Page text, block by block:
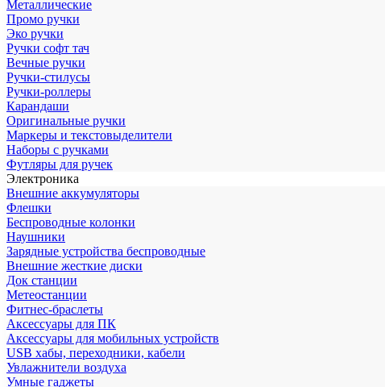
Металлические
Промо ручки
Эко ручки
Ручки софт тач
Вечные ручки
Ручки-стилусы
Ручки-роллеры
Карандаши
Оригинальные ручки
Маркеры и текстовыделители
Наборы с ручками
Футляры для ручек
Электроника
Внешние аккумуляторы
Флешки
Беспроводные колонки
Наушники
Зарядные устройства беспроводные
Внешние жесткие диски
Док станции
Метеостанции
Фитнес-браслеты
Аксессуары для ПК
Аксессуары для мобильных устройств
USB хабы, переходники, кабели
Увлажнители воздуха
Умные гаджеты